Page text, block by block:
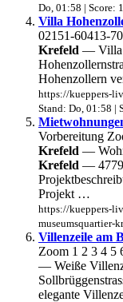
Do, 01:58 | Score:
Villa
02151-60413-
Krefeld — Villa
Hohenzollern
https://kueppers-
Stand: Do, 01:58 |
Vorbereitung
Krefeld —
Krefeld —
Projekt …
https://kueppers-
museumsquartier-
Villenzeile am
Zoom 1 2 3 4 5
— Weiße
elegante